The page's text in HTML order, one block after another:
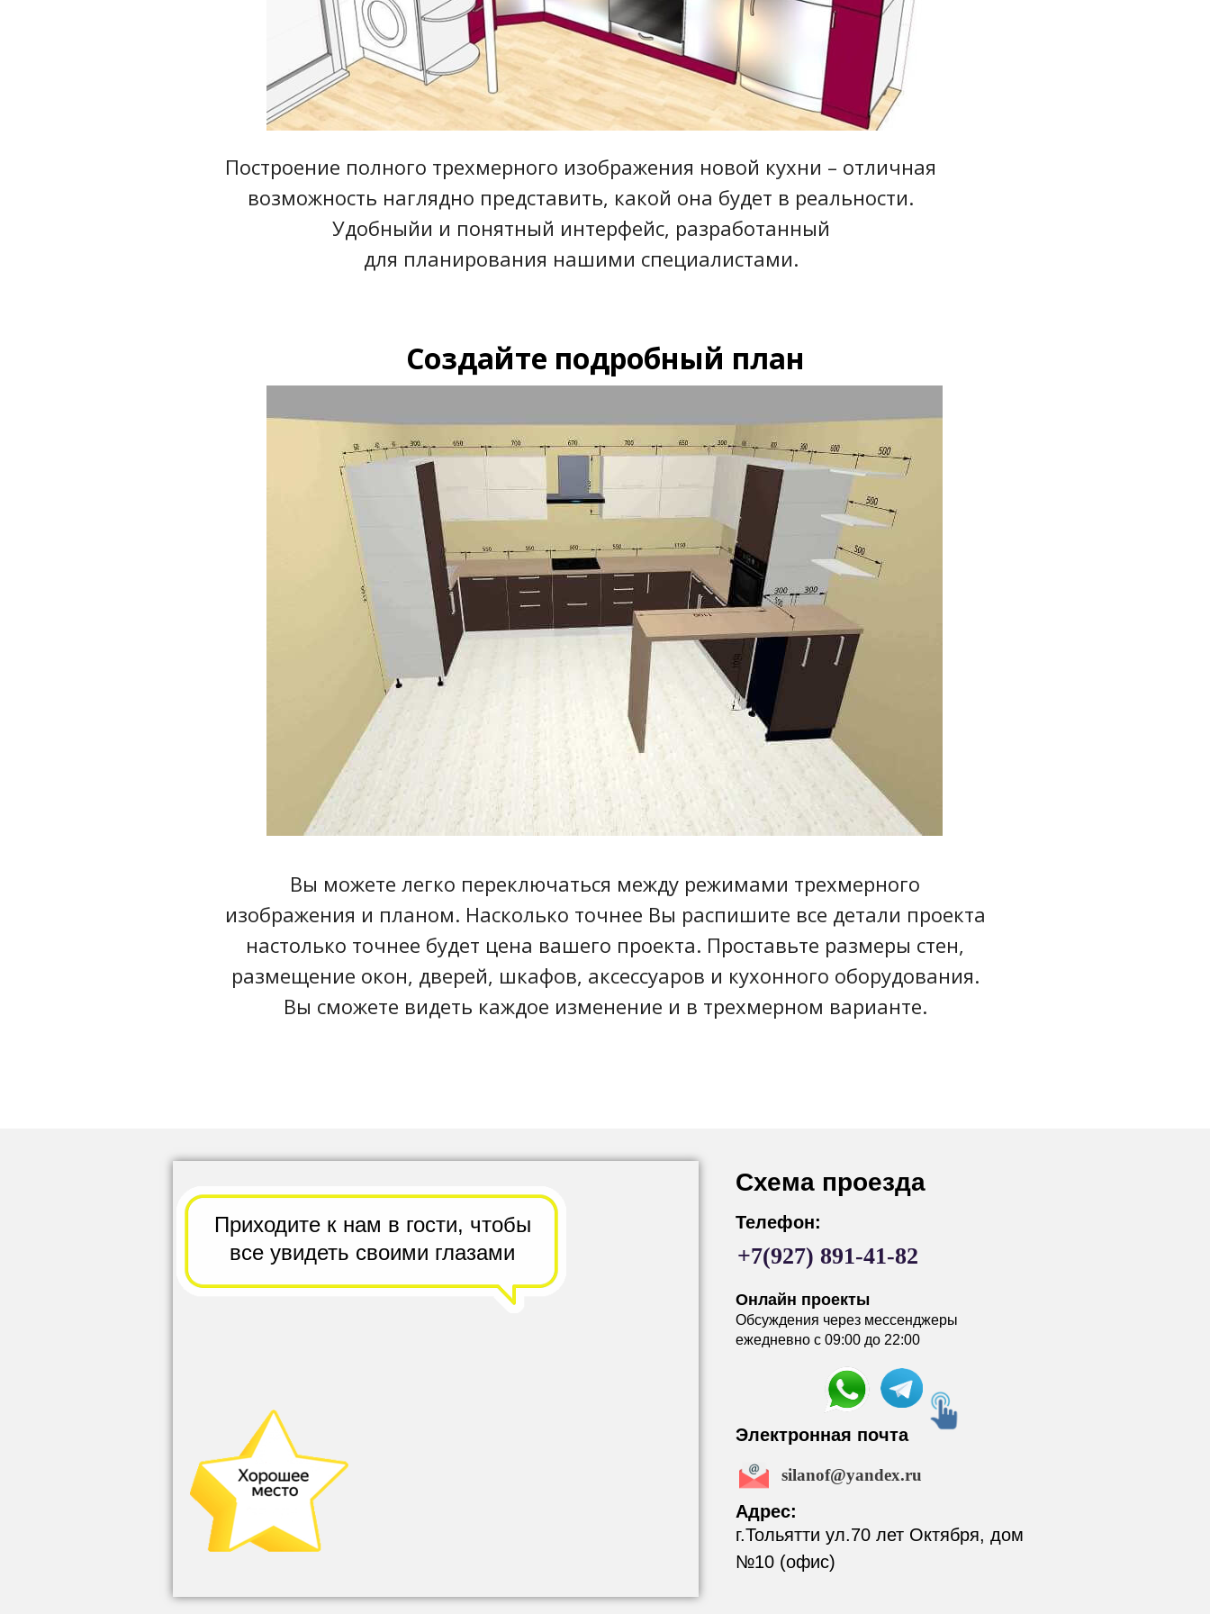
г.Тольятти ул.70 лет Октября, дом
№10 (офис)
+7(927) 891-41-82
Онлайн проекты
ежедневно с 09:00 до 22:00
Телефон:
Приходите к нам в гости, чтобы
всеувидеть своими глазами
Создайте подробный план
Построение полного трехмерного изображения новой кухни – отличная
возможность наглядно представить, какой она будет в реальности.
Удобныйи и понятный интерфейс, разработанный
для планирования нашими специалистами.
Вы можете легко переключаться между режимами трехмерного
изображения и планом. Насколько точнее Вы распишите все детали проекта
настолько точнее будет цена вашего проекта. Проставьте размеры стен,
размещение окон, дверей, шкафов, аксессуаров и кухонного оборудования.
Вы сможете видеть каждое изменение и в трехмерном варианте.
Адрес:
silanof@yandex.ru
Электронная почта
Обсуждения через мессенджеры
Схема проезда